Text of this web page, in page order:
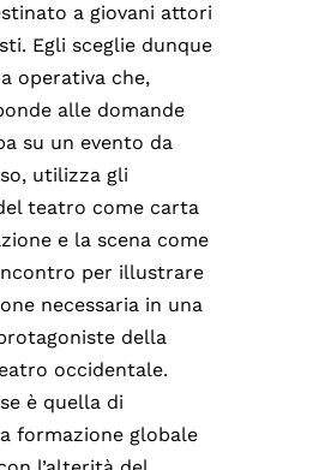
a giovani attori
Egli sceglie dunque
operativa che,
alle domande
su un evento da
utilizza gli
teatro come carta
e la scena come
per illustrare
necessaria in una
della
occidentale.
è quella di
formazione globale